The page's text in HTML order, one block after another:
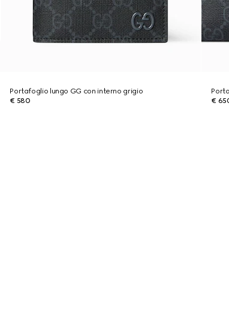
Portafoglio lungo GG con interno grigio
€ 580
€